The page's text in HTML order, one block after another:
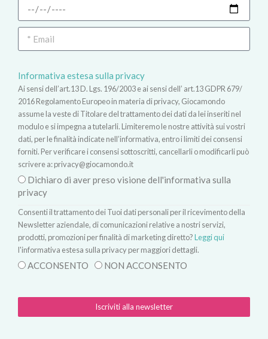
Informativa estesa sulla privacy
Ai sensi dell’art.13 D. Lgs. 196/2003 e ai sensi dell’ art.13 GDPR 679/
2016 Regolamento Europeo in materia di privacy, Giocamondo
assume la veste di Titolare del trattamento dei dati da lei inseriti nel
modulo e si impegna a tutelarli. Limiteremo le nostre attività sui vostri
dati, per le finalità indicate nell’informativa, entro i limiti dei consensi
forniti. Per verificare i consensi sottoscritti, cancellarli o modificarli può
scrivere a:privacy@giocamondo.it
Dichiaro di aver preso visione dell'informativa sulla
privacy
Consenti il trattamento dei Tuoi dati personali per il ricevimento della
Newsletter aziendale, di comunicazioni relative a nostri servizi,
prodotti, promozioni per finalità di marketing diretto?Leggi qui
l'informativa estesa sulla privacy per maggiori dettagli.
ACCONSENTO NON ACCONSENTO
Iscriviti alla newsletter